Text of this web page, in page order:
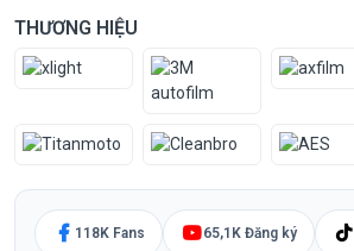
THƯƠNG HIỆU
118K Fans 65,1K Đăng ký